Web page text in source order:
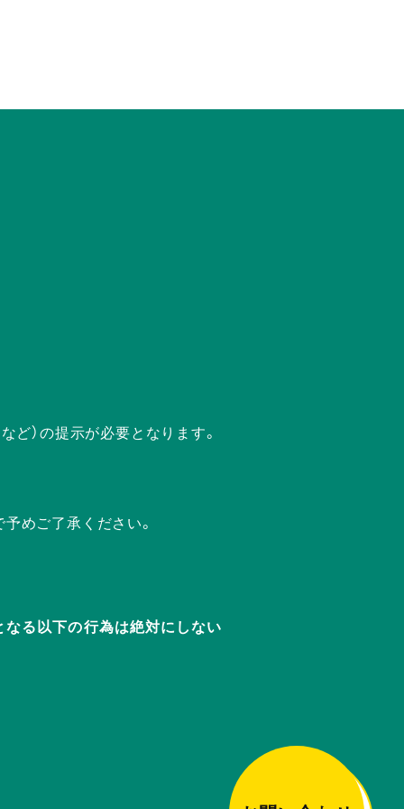
ど）の提示が必要となります。
めご了承ください。
なる以下の行為は絶対にしない